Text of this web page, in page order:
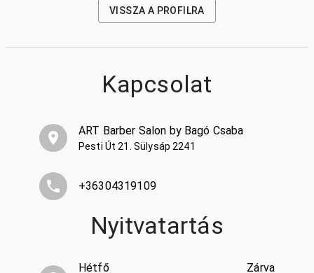
VISSZA A PROFILRA
Kapcsolat
ART Barber Salon by Bagó Csaba
Pesti Út 21. Sülysáp 2241
+36304319109
Nyitvatartás
Hétfő Zárva